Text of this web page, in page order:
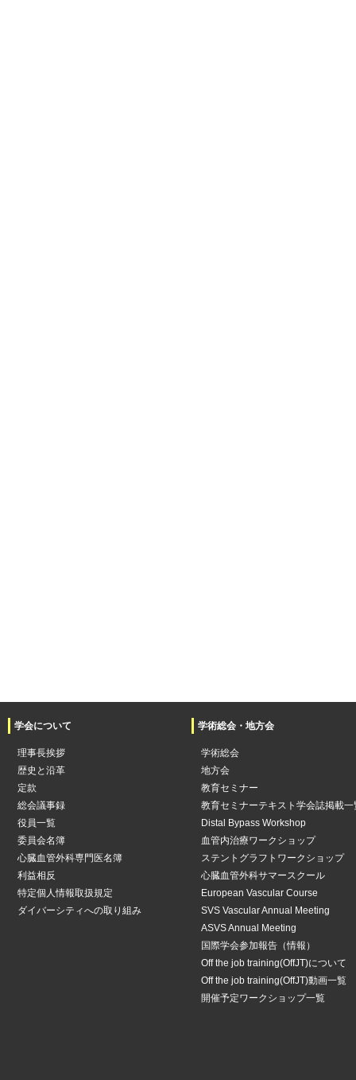
学会について
理事長挨拶
歴史と沿革
定款
総会議事録
役員一覧
委員会名簿
心臓血管外科専門医名簿
利益相反
特定個人情報取扱規定
ダイバーシティへの取り組み
学術総会・地方会
学術総会
地方会
教育セミナー
教育セミナーテキスト学会誌掲載一
Distal Bypass Workshop
血管内治療ワークショップ
ステントグラフトワークショップ
心臓血管外科サマースクール
European Vascular Course
SVS Vascular Annual Meeting
ASVS Annual Meeting
国際学会参加報告（情報）
Off the job training(OffJT)について
Off the job training(OffJT)動画一覧
開催予定ワークショップ一覧